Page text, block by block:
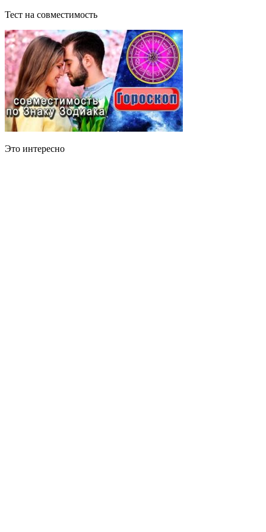
Тест на совместимость
Это интересно